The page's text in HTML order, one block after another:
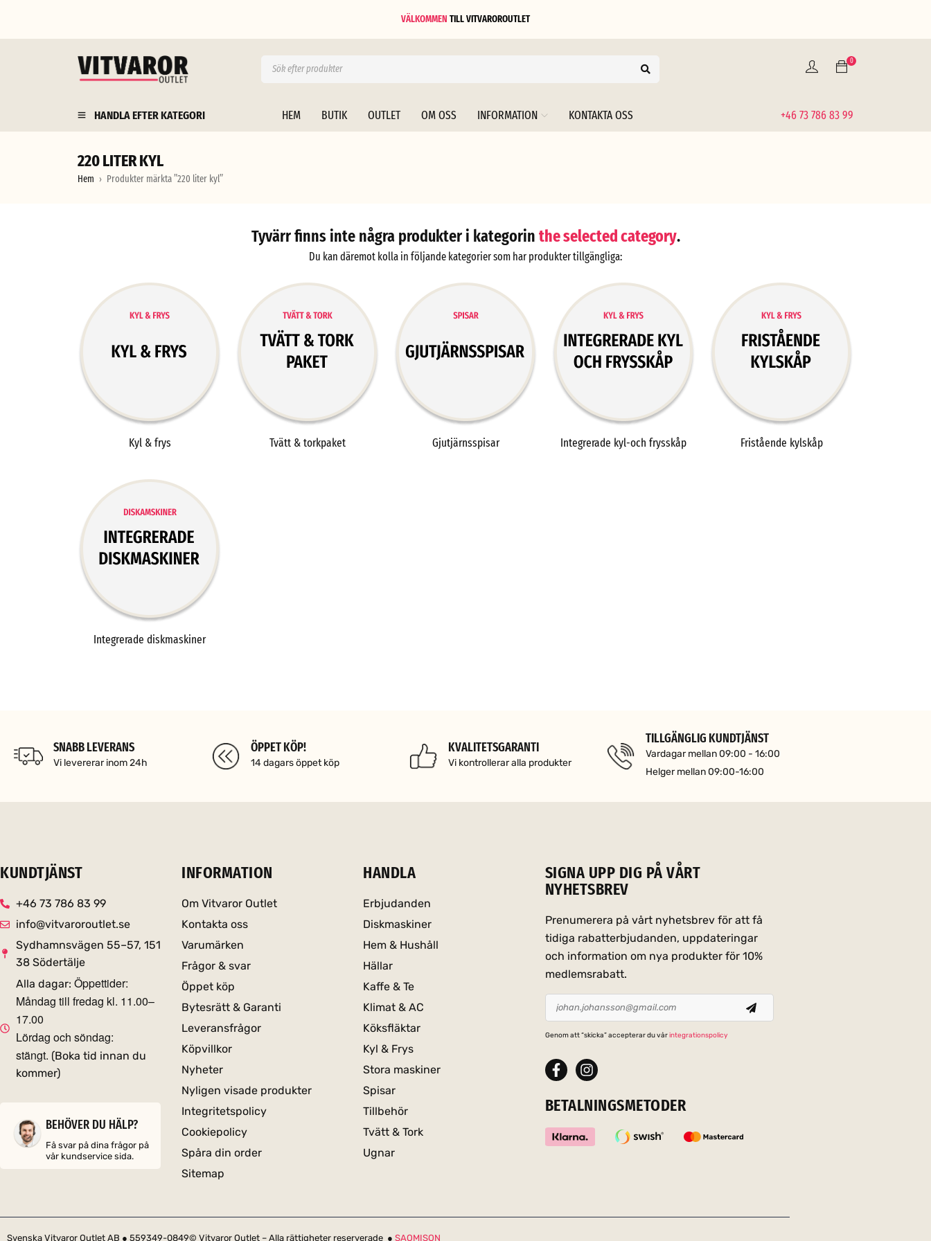
VÄLKOMMEN TILLVITVAROROUTLET
0
HANDLA EFTER KATEGORI HEM BUTIK OUTLET OM OSS INFORMATION KONTAKTA OSS +46 73 786 83 99
220 LITER KYL
Hem › Produkter märkta ”220 liter kyl”
Tyvärr finns inte några produkter i kategorin the selected category.
Du kan däremot kolla in följande kategorier som har produkter tillgängliga:
Kyl & frys Tvätt & torkpaket Gjutjärnsspisar Integrerade kyl-och frysskåp Fristående kylskåp
Integrerade diskmaskiner
SNABB LEVERANS
Vi levererar inom 24h
ÖPPET KÖP!
14 dagars öppet köp
KVALITETSGARANTI
Vi kontrollerar alla produkter
TILLGÄNGLIG KUNDTJÄNST
Vardagar mellan 09:00 - 16:00
Helger mellan 09:00-16:00
KUNDTJÄNST
+46 73 786 83 99
info@vitvaroroutlet.se
Sydhamnsvägen 55–57, 151
38 Södertälje
Alla dagar: Öppettider:
Måndag till fredag kl. 11.00–
17.00
Lördag och söndag:
stängt. (Boka tid innan du
kommer)
BEHÖVER DU HÄLP?
Få svar på dina frågor på
vår kundservice sida.
INFORMATION
Om Vitvaror Outlet
Kontakta oss
Varumärken
Frågor & svar
Öppet köp
Bytesrätt & Garanti
Leveransfrågor
Köpvillkor
Nyheter
Nyligen visade produkter
Integritetspolicy
Cookiepolicy
Spåra din order
Sitemap
HANDLA
Erbjudanden
Diskmaskiner
Hem & Hushåll
Hällar
Kaffe & Te
Klimat & AC
Köksfläktar
Kyl & Frys
Stora maskiner
Spisar
Tillbehör
Tvätt & Tork
Ugnar
SIGNA UPP DIG PÅ VÅRT
NYHETSBREV
Prenumerera på vårt nyhetsbrev för att få
tidiga rabatterbjudanden, uppdateringar
och information om nya produkter för 10%
medlemsrabatt.
Genom att “skicka” accepterar du vårintegrationspolicy
BETALNINGSMETODER
Svenska Vitvaror Outlet AB ● 559349-0849© Vitvaror Outlet – Alla rättigheter reserverade ● SAOMISON